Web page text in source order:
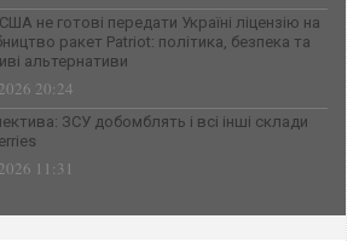
не готові передати Україні ліцензію на
ракет Patriot: політика, безпека та
альтернативи
20:24
ЗСУ добомблять і всі інші склади
11:31